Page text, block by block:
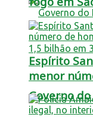
Governo
Espírito
menor